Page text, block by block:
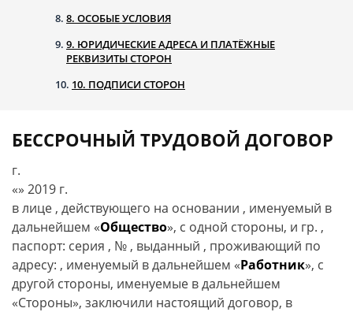
8. ОСОБЫЕ УСЛОВИЯ
9. ЮРИДИЧЕСКИЕ АДРЕСА И ПЛАТЁЖНЫЕ
РЕКВИЗИТЫ СТОРОН
10. ПОДПИСИ СТОРОН
БЕССРОЧНЫЙ ТРУДОВОЙ ДОГОВОР
г.
«» 2019 г.
в лице , действующего на основании , именуемый в
дальнейшем «Общество», с одной стороны, и гр. ,
паспорт: серия , № , выданный , проживающий по
адресу: , именуемый в дальнейшем «Работник», с
другой стороны, именуемые в дальнейшем
«Стороны», заключили настоящий договор, в